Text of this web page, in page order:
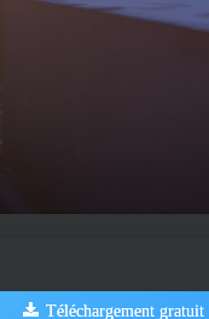
Téléchargement gratuit